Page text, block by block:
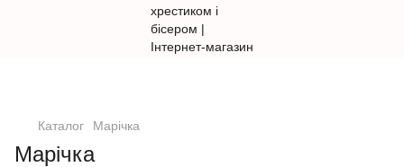
Каталог Марічка
Марічка